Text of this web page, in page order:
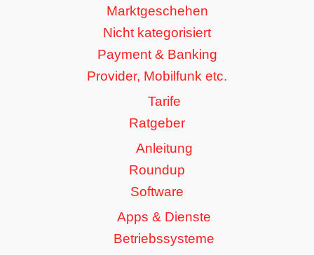
Marktgeschehen
Nicht kategorisiert
Payment & Banking
Provider, Mobilfunk etc.
Tarife
Ratgeber
Anleitung
Roundup
Software
Apps & Dienste
Betriebssysteme